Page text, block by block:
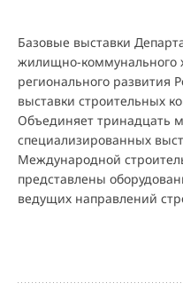
Базовые выставки
жилищно-коммунального
регионального развития
выставки строительных
Объединяет тринадцать
специализированных
Международной
представлены
ведущих направлений